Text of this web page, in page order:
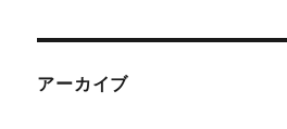
アーカイブ